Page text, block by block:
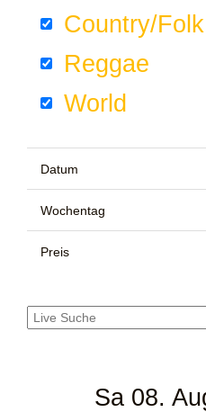
Country/Folk
Reggae
World
Datum
Wochentag
Preis
Sa 08.